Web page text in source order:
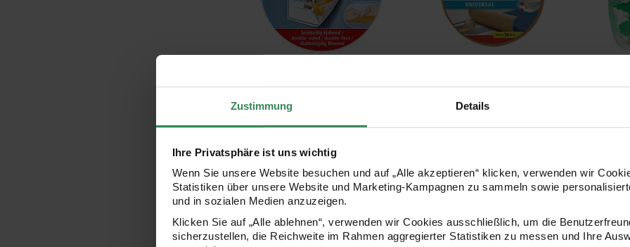
Zustimmung Details
Ihre Privatsphäre ist uns wichtig
Wenn Sie unsere Website besuchen und auf „Alle akzeptieren“ klicken, verwenden wir
Statistiken über unsere Website und Marketing-Kampagnen zu sammeln sowie
und in sozialen Medien anzuzeigen.
Klicken Sie auf „Alle ablehnen“, verwenden wir Cookies ausschließlich, um die
sicherzustellen, die Reichweite im Rahmen aggregierter Statistiken zu messen und Ihre
Doppelseitiges Klebeband 15mm
10m
10,99 €
Inhalt:
10,00 m(1,10 € / 1 m)
Klebeband universal
doppelseitig 50mm 10m
Inhalt:
10,00 m (0,80 € / 1 m)
Paper
Inhalt:
32,00 m
Bastelband doppelseitig 38mm 2,75m